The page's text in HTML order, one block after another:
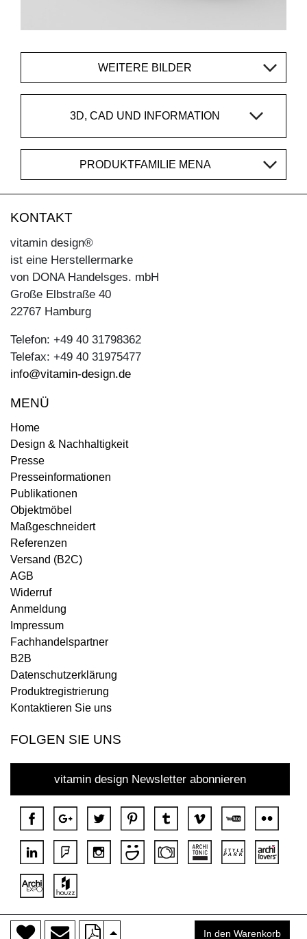
> In den Warenkorb
WEITERE BILDER
3D, CAD UND INFORMATION
PRODUKTFAMILIE MENA
KONTAKT
vitamin design®
ist eine Herstellermarke
von DONA Handelsges. mbH
Große Elbstraße 40
22767 Hamburg
Telefon: +49 40 31798362
Telefax: +49 40 31975477
info@vitamin-design.de
MENÜ
Home
Design & Nachhaltigkeit
Presse
Presseinformationen
Publikationen
Objektmöbel
Maßgeschneidert
Referenzen
Versand (B2C)
AGB
Widerruf
Anmeldung
Impressum
Fachhandelspartner
B2B
Datenschutzerklärung
Produktregistrierung
Kontaktieren Sie uns
FOLGEN SIE UNS
vitamin design Newsletter abonnieren
Copyright © 2018 DONA Alle Rechte vorbehalten.